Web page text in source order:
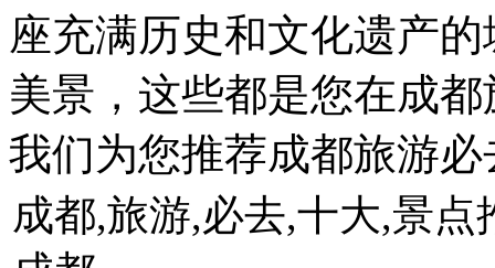
座充满历史和文化遗产
美景，这些都是您在成
我们为您推荐成都旅游
成都,旅游,必去,十大,景